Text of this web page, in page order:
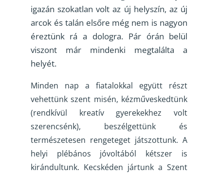
igazán szokatlan volt az új helyszín, az új
arcok és talán elsőre még nem is nagyon
éreztünk rá a dologra. Pár órán belül
viszont már mindenki megtalálta a
helyét.
Minden nap a fiatalokkal együtt részt
vehettünk szent misén, kézműveskedtünk
(rendkívül kreatív gyerekekhez volt
szerencsénk), beszélgettünk és
természetesen rengeteget játszottunk. A
helyi plébános jóvoltából kétszer is
kirándultunk. Kecskéden jártunk a Szent